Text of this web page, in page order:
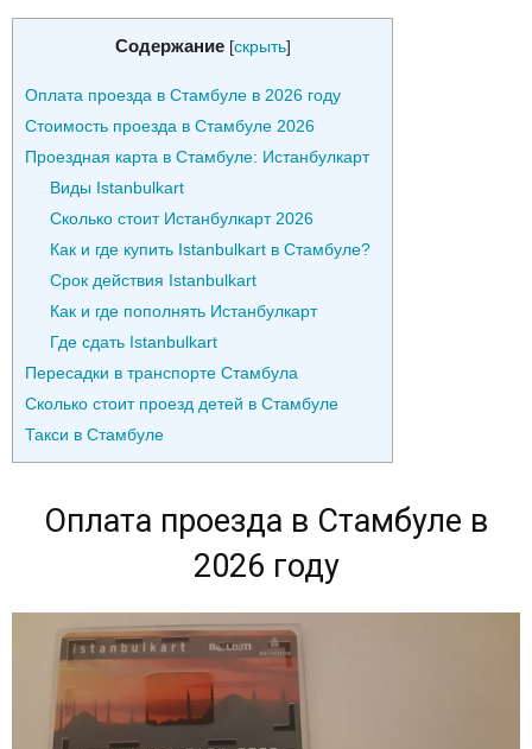
Содержание [скрыть]
Оплата проезда в Стамбуле в 2026 году
Стоимость проезда в Стамбуле 2026
Проездная карта в Стамбуле: Истанбулкарт
Виды Istanbulkart
Сколько стоит Истанбулкарт 2026
Как и где купить Istanbulkart в Стамбуле?
Срок действия Istanbulkart
Как и где пополнять Истанбулкарт
Где сдать Istanbulkart
Пересадки в транспорте Стамбула
Сколько стоит проезд детей в Стамбуле
Такси в Стамбуле
Оплата проезда в Стамбуле в
2026 году